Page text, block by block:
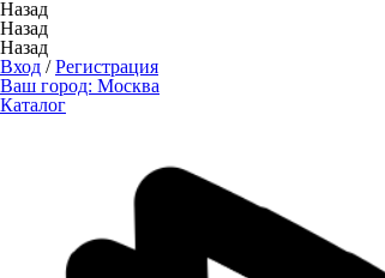
Назад
Назад
Назад
Вход /Регистрация
Ваш город: Москва
Каталог